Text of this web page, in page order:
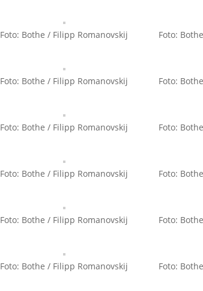
Foto: Bothe / Filipp Romanovskij Foto:
Foto: Bothe / Filipp Romanovskij Foto:
Foto: Bothe / Filipp Romanovskij Foto:
Foto: Bothe / Filipp Romanovskij Foto:
Foto: Bothe / Filipp Romanovskij Foto:
Foto: Bothe / Filipp Romanovskij Foto: